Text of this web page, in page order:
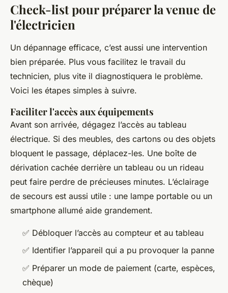
Check-list pour préparer la venue de
l'électricien
Un dépannage efficace, c’est aussi une intervention
bien préparée. Plus vous facilitez le travail du
technicien, plus vite il diagnostiquera le problème.
Voici les étapes simples à suivre.
Faciliter l'accès aux équipements
Avant son arrivée, dégagez l’accès au tableau
électrique. Si des meubles, des cartons ou des objets
bloquent le passage, déplacez-les. Une boîte de
dérivation cachée derrière un tableau ou un rideau
peut faire perdre de précieuses minutes. L’éclairage
de secours est aussi utile : une lampe portable ou un
smartphone allumé aide grandement.
✅ Débloquer l’accès au compteur et au tableau
✅ Identifier l’appareil qui a pu provoquer la panne
✅ Préparer un mode de paiement (carte, espèces,
chèque)